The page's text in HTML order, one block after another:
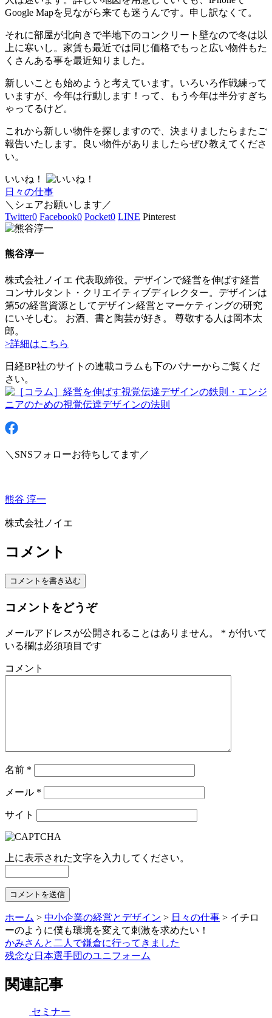
Google Mapを見ながら来ても迷うんです。申し訳なくて。
それに部屋が北向きで半地下のコンクリート壁なので冬は以
上に寒いし。家賃も最近では同じ価格でもっと広い物件もた
くさんある事を最近知りました。
新しいことも始めようと考えています。いろいろ作戦練って
いますが、今年は行動します！って、もう今年は半分すぎち
ゃってるけど。
これから新しい物件を探しますので、決まりましたらまたご
報告いたします。良い物件がありましたらぜひ教えてくださ
い。
いいね！
日々の仕事
＼シェアお願いします／
Twitter0 Facebook0 Pocket0 LINE Pinterest
熊谷淳一
株式会社ノイエ 代表取締役。デザインで経営を伸ばす経営
コンサルタント・クリエイティブディレクター。デザインは
第5の経営資源としてデザイン経営とマーケティングの研究
にいそしむ。 お酒、書と陶芸が好き。 尊敬する人は岡本太
郎。
>詳細はこちら
日経BP社のサイトの連載コラムも下のバナーからご覧くだ
さい。
＼SNSフォローお待ちしてます／
熊谷 淳一
株式会社ノイエ
コメント
コメントを書き込む
コメントをどうぞ
メールアドレスが公開されることはありません。 * が付いて
いる欄は必須項目です
コメント
名前 *
メール *
サイト
上に表示された文字を入力してください。
ホーム > 中小企業の経営とデザイン > 日々の仕事 > イチロ
ーのように僕も環境を変えて刺激を求めたい！
かみさんと二人で鎌倉に行ってきました
残念な日本選手団のユニフォーム
関連記事
セミナー